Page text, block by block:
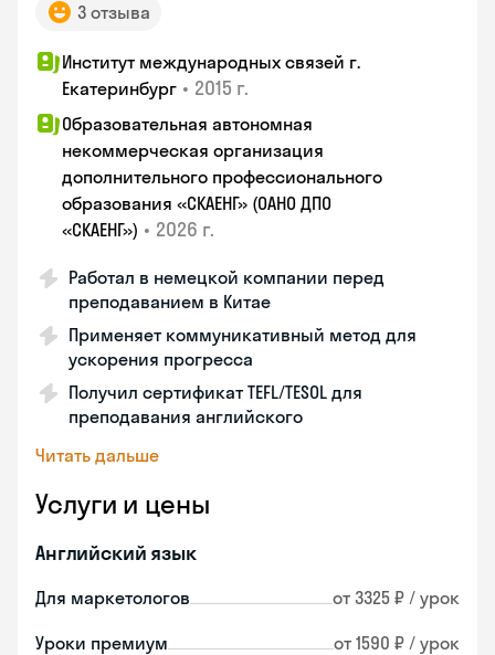
3 отзыва
Институт международных связей г.
Екатеринбург • 2015 г.
Образовательная автономная
некоммерческая организация
дополнительного профессионального
образования «СКАЕНГ» (ОАНО ДПО
«СКАЕНГ») • 2026 г.
Работал в немецкой компании перед
преподаванием в Китае
Применяет коммуникативный метод для
ускорения прогресса
Получил сертификат TEFL/TESOL для
преподавания английского
Читать дальше
Услуги и цены
Английский язык
Для маркетологов от 3325 ₽ / урок
Уроки премиум от 1590 ₽ / урок